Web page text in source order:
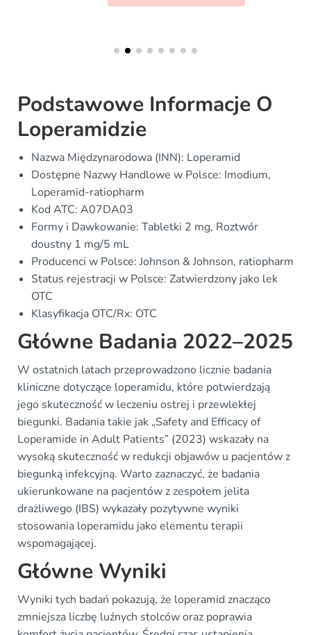
Podstawowe Informacje O
Loperamidzie
Nazwa Międzynarodowa (INN): Loperamid
Dostępne Nazwy Handlowe w Polsce: Imodium,
Loperamid-ratiopharm
Kod ATC: A07DA03
Formy i Dawkowanie: Tabletki 2 mg, Roztwór
doustny 1 mg/5 mL
Producenci w Polsce: Johnson & Johnson, ratiopharm
Status rejestracji w Polsce: Zatwierdzony jako lek
OTC
Klasyfikacja OTC/Rx: OTC
Główne Badania 2022–2025
W ostatnich latach przeprowadzono licznie badania
kliniczne dotyczące loperamidu, które potwierdzają
jego skuteczność w leczeniu ostrej i przewlekłej
biegunki. Badania takie jak „Safety and Efficacy of
Loperamide in Adult Patients” (2023) wskazały na
wysoką skuteczność w redukcji objawów u pacjentów z
biegunką infekcyjną. Warto zaznaczyć, że badania
ukierunkowane na pacjentów z zespołem jelita
drażliwego (IBS) wykazały pozytywne wyniki
stosowania loperamidu jako elementu terapii
wspomagającej.
Główne Wyniki
Wyniki tych badań pokazują, że loperamid znacząco
zmniejsza liczbę luźnych stolców oraz poprawia